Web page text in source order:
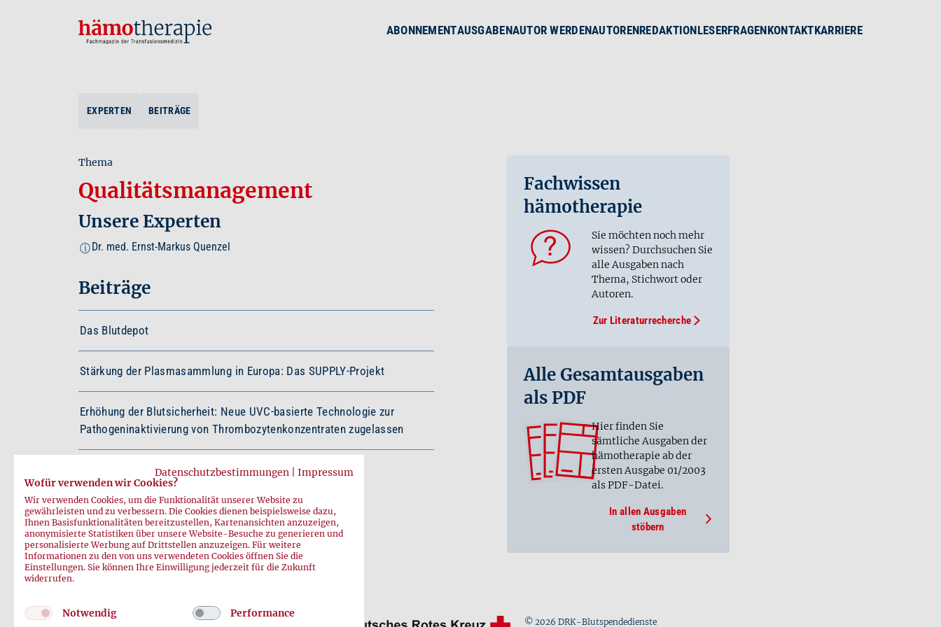
ABONNEMENTAUSGABENAUTOR WERDENAUTORENREDAKTIONLESERFRAGENKONTAKTKARRIERE
EXPERTEN BEITRÄGE
Thema
Qualitätsmanagement
Unsere Experten
i Dr. med. Ernst-Markus Quenzel
Beiträge
Das Blutdepot
Stärkung der Plasmasammlung in Europa: Das SUPPLY-Projekt
Erhöhung der Blutsicherheit: Neue UVC-basierte Technologie zur
Pathogeninaktivierung von Thrombozytenkonzentraten zugelassen
Mehr laden
Fachwissen
hämotherapie
Sie möchten noch mehr
wissen? Durchsuchen Sie
alle Ausgaben nach
Thema, Stichwort oder
Autoren.
Zur Literaturrecherche
Alle Gesamtausgaben
als PDF
Hier finden Sie
sämtliche Ausgaben der
hämotherapie ab der
ersten Ausgabe 01/2003
als PDF-Datei.
In allen Ausgaben
stöbern
© 2026 DRK-Blutspendedienste
Datenschutzbestimmungen
Impressum
Wofür verwenden wir Cookies?
Wir verwenden Cookies, um die Funktionalität unserer Website zu
gewährleisten und zu verbessern. Die Cookies dienen beispielsweise dazu,
Ihnen Basisfunktionalitäten bereitzustellen, Kartenansichten anzuzeigen,
anonymisierte Statistiken über unsere Website-Besuche zu generieren und
personalisierte Werbung auf Drittstellen anzuzeigen. Für weitere
Informationen zu den von uns verwendeten Cookies öffnen Sie die
Einstellungen. Sie können Ihre Einwilligung jederzeit für die Zukunft
widerrufen.
Notwendig Performance